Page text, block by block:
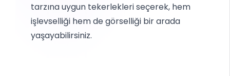
tarzına uygun tekerlekleri seçerek, hem
işlevselliği hem de görselliği bir arada
yaşayabilirsiniz.